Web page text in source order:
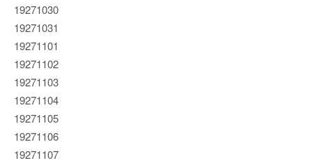
19271030
19271031
19271101
19271102
19271103
19271104
19271105
19271106
19271107